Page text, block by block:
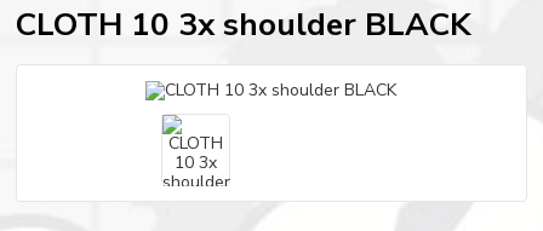
CLOTH 10 3x shoulder BLACK